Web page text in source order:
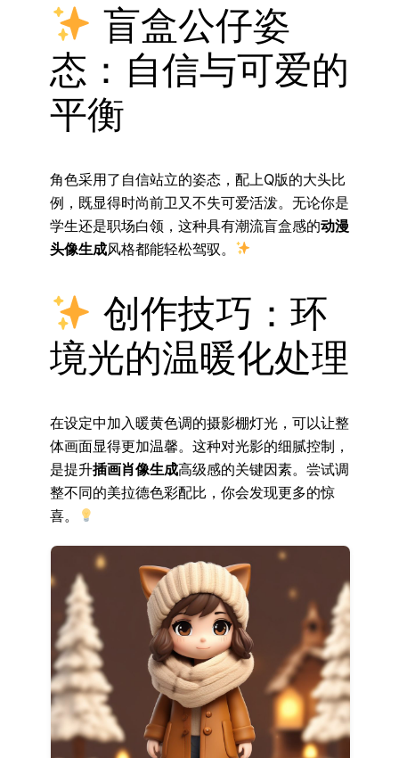
盲盒公仔姿
态：自信与可爱的
平衡
角色采用了自信站立的姿态，配上Q版的大头比
例，既显得时尚前卫又不失可爱活泼。无论你是
学生还是职场白领，这种具有潮流盲盒感的动漫
头像生成风格都能轻松驾驭。
创作技巧：环
境光的温暖化处理
在设定中加入暖黄色调的摄影棚灯光，可以让整
体画面显得更加温馨。这种对光影的细腻控制，
是提升插画肖像生成高级感的关键因素。尝试调
整不同的美拉德色彩配比，你会发现更多的惊
喜。